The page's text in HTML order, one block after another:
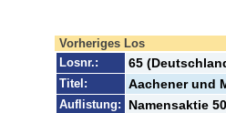
Vorheriges Los
Losnr.:
65
Titel: Aachener und
Auflistung: Namensaktie